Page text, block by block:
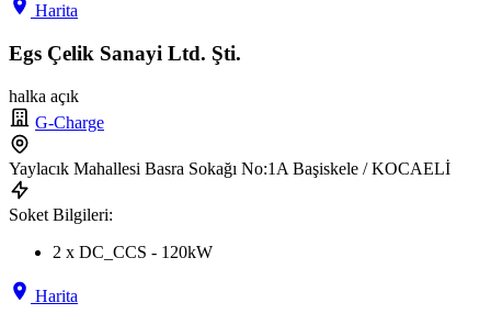
Harita
Egs Çelik Sanayi Ltd. Şti.
halka açık
G-Charge
Yaylacık Mahallesi Basra Sokağı No:1A Başiskele / KOCAELİ
Soket Bilgileri:
2 x DC_CCS - 120kW
Harita